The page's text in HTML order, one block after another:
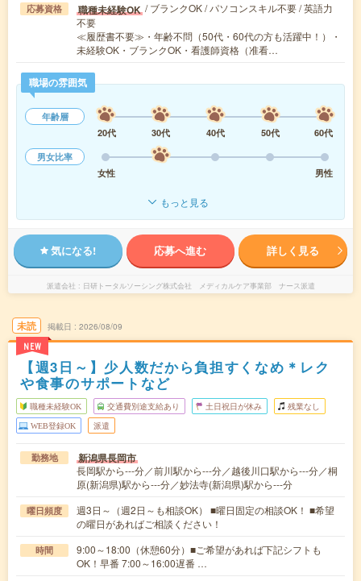
応募資格 職種未経験OK / ブランクOK / パソコンスキル不要 / 英語力
不要
≪履歴書不要≫・年齢不問（50代・60代の方も活躍中！）・
未経験OK・ブランクOK・看護師資格（准看…
職場の雰囲気
年齢層
20代
30代 40代 50代
60代
男女比率
女性
男性
もっと見る
気になる! 応募へ進む 詳しく見る
派遣会社 日研トータルソーシング株式会社 メディカルケア事業部 ナース派遣
未読
NEW
掲載日 2026/08/09
【週3日～】少人数だから負担すくなめ＊レク
や食事のサポートなど
職種未経験OK 交通費別途支給あり 土日祝日が休み 残業なし
WEB登録OK 派遣
勤務地 新潟県長岡市
長岡駅から---分／前川駅から---分／越後川口駅から---分／桐
原(新潟県)駅から---分／妙法寺(新潟県)駅から---分
曜日頻度
週3日～（週2日～も相談OK） ■曜日固定の相談OK！ ■希望
の曜日があればご相談ください！
時間
9:00～18:00（休憩60分）■ご希望があれば下記シフトも
OK！早番 7:00～16:00遅番 …